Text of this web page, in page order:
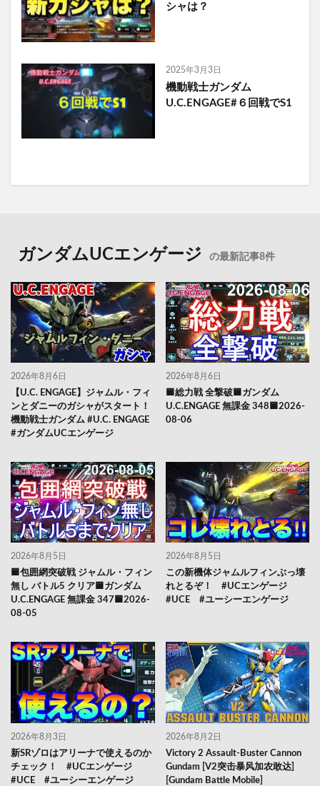
シャは？
2025年3月3日
機動戦士ガンダム
U.C.ENGAGE#６回戦でS1
ガンダムUCエンゲージ の最新記事8件
2026年8月6日
【U.C. ENGAGE】ジャムル・フィ
ンとダニーのガシャがスタート！
機動戦士ガンダム #U.C. ENGAGE
#ガンダムUCエンゲージ
2026年8月6日
🟦総力戦 全撃破🟦ガンダム
U.C.ENGAGE 無課金 348🟦2026-
08-06
2026年8月5日
🟦包囲網突破戦 ジャムル・フィン
無し バトル5 クリア🟦ガンダム
U.C.ENGAGE 無課金 347🟦2026-
08-05
2026年8月5日
この新機体ジャムルフィンぶっ壊
れとるぞ！ #UCエンゲージ
#UCE #ユーシーエンゲージ
2026年8月3日
新SRゾロはアリーナで使えるのか
チェック！ #UCエンゲージ
#UCE #ユーシーエンゲージ
2026年8月2日
Victory 2 Assault-Buster Cannon
Gundam [V2突击暴风加农敢达]
[Gundam Battle Mobile]